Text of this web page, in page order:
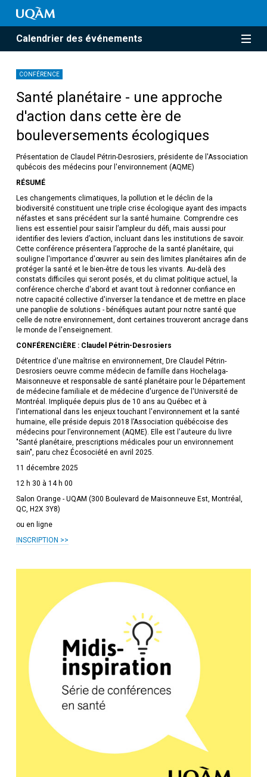
Calendrier des événements
CONFÉRENCE
Santé planétaire - une approche
d'action dans cette ère de
bouleversements écologiques
Présentation de Claudel Pétrin-Desrosiers, présidente de l'Association
qubécois des médecins pour l'environnement (AQME)
RÉSUMÉ
Les changements climatiques, la pollution et le déclin de la
biodiversité constituent une triple crise écologique ayant des impacts
néfastes et sans précédent sur la santé humaine. Comprendre ces
liens est essentiel pour saisir l’ampleur du défi, mais aussi pour
identifier des leviers d’action, incluant dans les institutions de savoir.
Cette conférence présentera l’approche de la santé planétaire, qui
souligne l'importance d'œuvrer au sein des limites planétaires afin de
protéger la santé et le bien-être de tous les vivants. Au-delà des
constats difficiles qui seront posés, et du climat politique actuel, la
conférence cherche d'abord et avant tout à redonner confiance en
notre capacité collective d'inverser la tendance et de mettre en place
une panoplie de solutions - bénéfiques autant pour notre santé que
celle de notre environnement, dont certaines trouveront ancrage dans
le monde de l'enseignement.
CONFÉRENCIÈRE : Claudel Pétrin-Desrosiers
Détentrice d'une maîtrise en environnement, Dre Claudel Pétrin-
Desrosiers oeuvre comme médecin de famille dans Hochelaga-
Maisonneuve et responsable de santé planétaire pour le Département
de médecine familiale et de médecine d'urgence de l'Université de
Montréal. Impliquée depuis plus de 10 ans au Québec et à
l'international dans les enjeux touchant l'environnement et la santé
humaine, elle préside depuis 2018 l’Association québécoise des
médecins pour l’environnement (AQME). Elle est l'auteure du livre
"Santé planétaire, prescriptions médicales pour un environnement
sain", paru chez Écosociété en avril 2025.
11 décembre 2025
12 h 30 à 14 h 00
Salon Orange - UQAM (300 Boulevard de Maisonneuve Est, Montréal,
QC, H2X 3Y8)
ou en ligne
INSCRIPTION >>